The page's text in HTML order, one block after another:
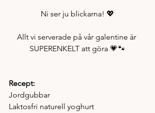
Ni ser ju blickarna! 💖
Allt vi serverade på vår galentine är
SUPERENKELT att göra 💗🐾
Recept:
Jordgubbar
Laktosfri naturell yoghurt